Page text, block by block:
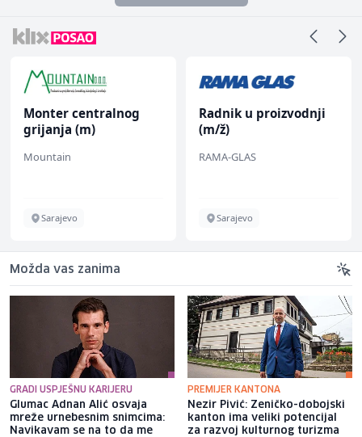
Monter centralnog
grijanja (m)
Mountain
Sarajevo
Radnik u proizvodnji
(m/ž)
RAMA-GLAS
Sarajevo
Možda vas zanima
GRADI USPJEŠNU KARIJERU
Glumac Adnan Alić osvaja
mreže urnebesnim snimcima:
Navikavam se na to da me
PREMIJER KANTONA
Nezir Pivić: Zeničko-dobojski
kanton ima veliki potencijal
za razvoj kulturnog turizma